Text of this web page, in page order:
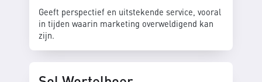
Geeft perspectief en uitstekende service, vooral
in tijden waarin marketing overweldigend kan
zijn.